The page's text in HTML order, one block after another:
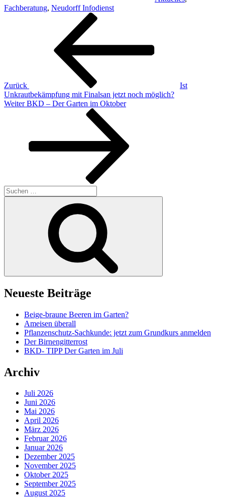
Fachberatung, Neudorff Infodienst
Beitragsnavigation
Zurück
Ist
Unkrautbekämpfung mit Finalsan jetzt noch möglich?
Nächster
Weiter BKD – Der Garten im Oktober
Suchen
nach:
Neueste Beiträge
Beige-braune Beeren im Garten?
Ameisen überall
Pflanzenschutz-Sachkunde: jetzt zum Grundkurs anmelden
Der Birnengitterrost
BKD- TIPP Der Garten im Juli
Archiv
Juli 2026
Juni 2026
Mai 2026
April 2026
März 2026
Februar 2026
Januar 2026
Dezember 2025
November 2025
Oktober 2025
September 2025
August 2025